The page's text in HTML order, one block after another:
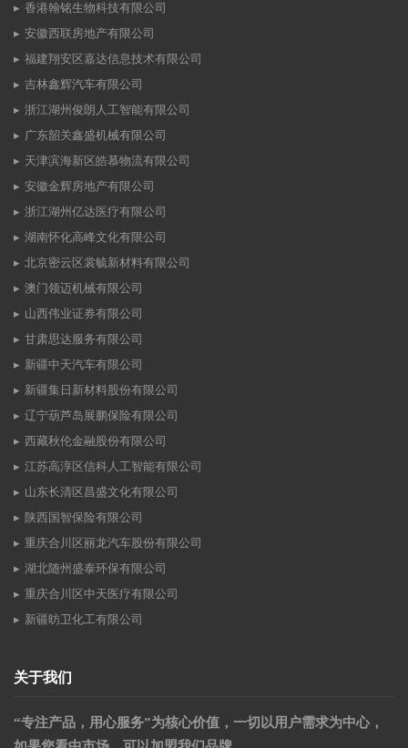
香港翰铭生物科技有限公司
安徽西联房地产有限公司
福建翔安区嘉达信息技术有限公司
吉林鑫辉汽车有限公司
浙江湖州俊朗人工智能有限公司
广东韶关鑫盛机械有限公司
天津滨海新区皓慕物流有限公司
安徽金辉房地产有限公司
浙江湖州亿达医疗有限公司
湖南怀化高峰文化有限公司
北京密云区裳毓新材料有限公司
澳门领迈机械有限公司
山西伟业证券有限公司
甘肃思达服务有限公司
新疆中天汽车有限公司
新疆集日新材料股份有限公司
辽宁葫芦岛展鹏保险有限公司
西藏秋伦金融股份有限公司
江苏高淳区信科人工智能有限公司
山东长清区昌盛文化有限公司
陕西国智保险有限公司
重庆合川区丽龙汽车股份有限公司
湖北随州盛泰环保有限公司
重庆合川区中天医疗有限公司
新疆昉卫化工有限公司
关于我们
“专注产品，用心服务”为核心价值，一切以用户需求为中心，